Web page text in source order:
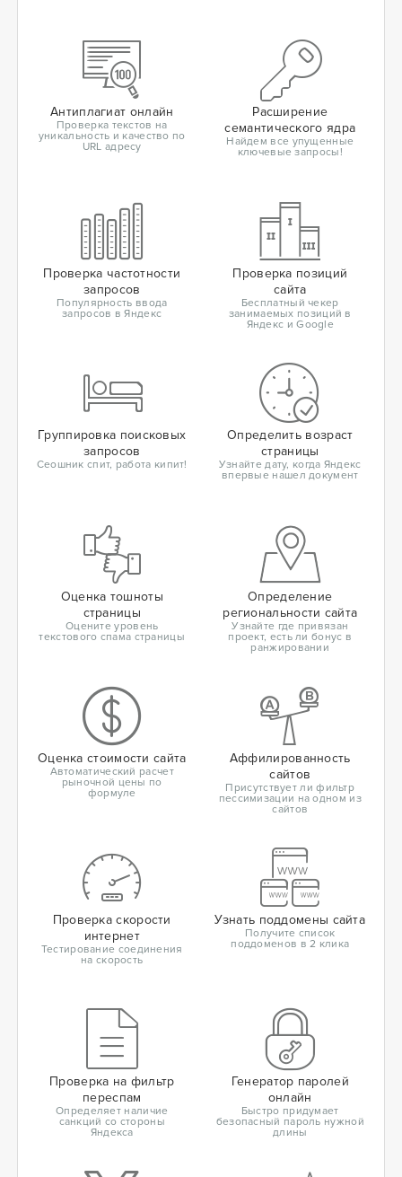
Антиплагиат онлайн
Проверка текстов на
уникальность и качество по
URL адресу
Расширение
семантического ядра
Найдем все упущенные
ключевые запросы!
Проверка частотности
запросов
Популярность ввода
запросов в Яндекс
Проверка позиций
сайта
Бесплатный чекер
занимаемых позиций в
Яндекс и Google
Группировка поисковых
запросов
Сеошник спит, работа кипит!
Определить возраст
страницы
Узнайте дату, когда Яндекс
впервые нашел документ
Оценка тошноты
страницы
Оцените уровень
текстового спама страницы
Определение
региональности сайта
Узнайте где привязан
проект, есть ли бонус в
ранжировании
Оценка стоимости сайта
Автоматический расчет
рыночной цены по
формуле
Аффилированность
сайтов
Присутствует ли фильтр
пессимизации на одном из
сайтов
Проверка скорости
интернет
Тестирование соединения
на скорость
Узнать поддомены сайта
Получите список
поддоменов в 2 клика
Проверка на фильтр
переспам
Определяет наличие
санкций со стороны
Яндекса
Генератор паролей
онлайн
Быстро придумает
безопасный пароль нужной
длины